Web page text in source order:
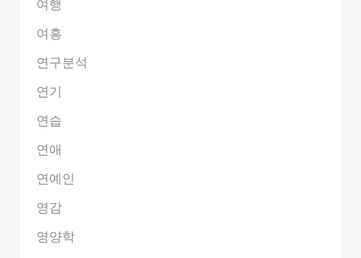
여행
여흥
연구분석
연기
연습
연애
연예인
영감
영양학